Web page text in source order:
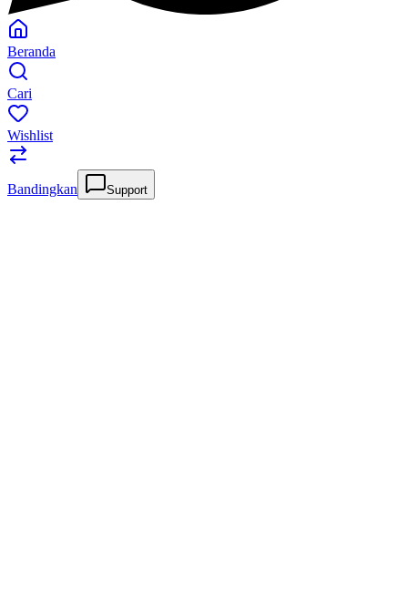
Beranda
Cari
Wishlist
Bandingkan Support